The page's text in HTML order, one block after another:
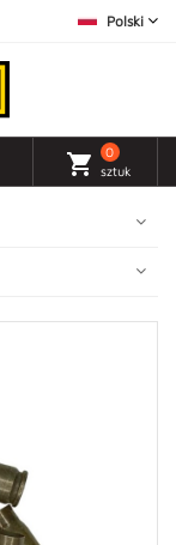
Polski
shopping_cart
0
sztuk